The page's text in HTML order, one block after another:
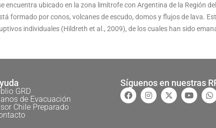
encuentra ubicado en la zona limítrofe con Argentina de la Región
formado por conos, volcanes de escudo, domos y flujos de lava.
individuales (Hildreth et al., 2009), de los cuales han sido
GRD
de Evacuación
Chile Preparado
Síguenos en nuestras